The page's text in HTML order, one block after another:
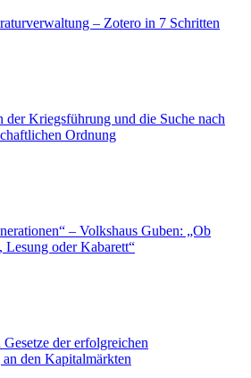
– Zotero in 7 Schritten
der Kriegsführung und die Suche nach
Ordnung
– Volkshaus Guben: „Ob
Lesung oder Kabarett“
der erfolgreichen
den Kapitalmärkten